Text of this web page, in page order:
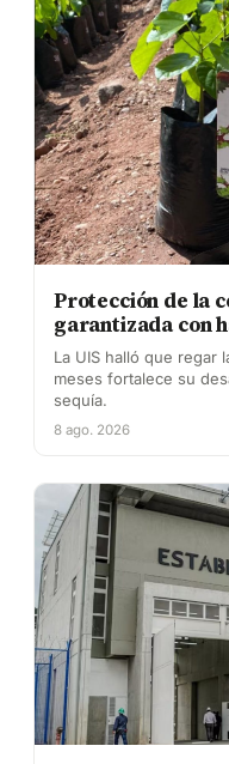
Protección de la
garantizada con
La UIS halló que regar
meses fortalece su
sequía.
8 ago. 2026